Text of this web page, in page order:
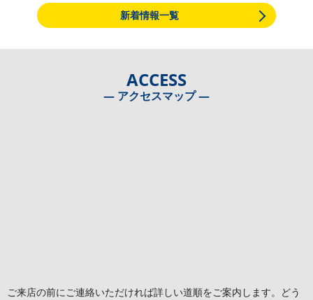
新着情報一覧
ACCESS
― アクセスマップ ―
ご来店の前にご連絡いただければ詳しい道順をご案内します。どう